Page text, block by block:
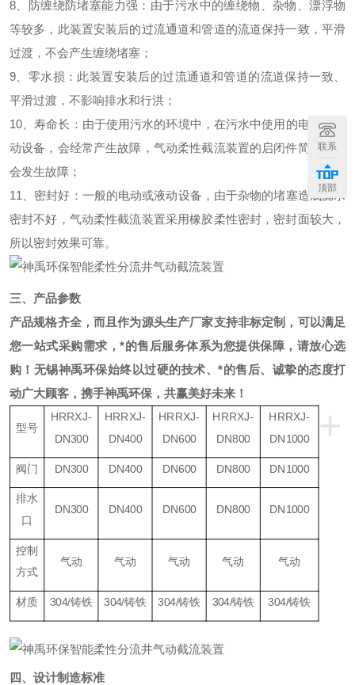
8、防缠绕防堵塞能力强：由于污水中的缠绕物、杂物、漂浮物
等较多，此装置安装后的过流通道和管道的流道保持一致，平滑
过渡，不会产生缠绕堵塞；
9、零水损：此装置安装后的过流通道和管道的流道保持一致、
平滑过渡，不影响排水和行洪；
10、寿命长：由于使用污水的环境中，在污水中使用的电动或液
动设备，会经常产生故障，气动柔性截流装置的启闭件简单，不
会发生故障；
11、密封好：一般的电动或液动设备，由于杂物的堵塞造成漏水
密封不好，气动柔性截流装置采用橡胶柔性密封，密封面较大，
所以密封效果可靠。
三、 产品参数
产品规格齐全，而且作为源头生产厂家支持非标定制，可以满足
您一站式采购需求，*的售后服务体系为您提供保障，请放心选
购！ 无锡神禹环保始终以过硬的技术、*的售后、诚挚的态度打
动广大顾客，携手神禹环保，共赢美好未来！
+
型号
HRRXJ-
DN300
HRRXJ-
DN400
HRRXJ-
DN600
HRRXJ-
DN800
HRRXJ-
DN1000
阀门 DN300 DN400 DN600 DN800 DN1000
排水
口
DN300 DN400 DN600 DN800 DN1000
控制
方式
气动 气动 气动 气动 气动
材质 304/铸铁 304/铸铁 304/铸铁 304/铸铁 304/铸铁
四、 设计制造标准
联系
顶部